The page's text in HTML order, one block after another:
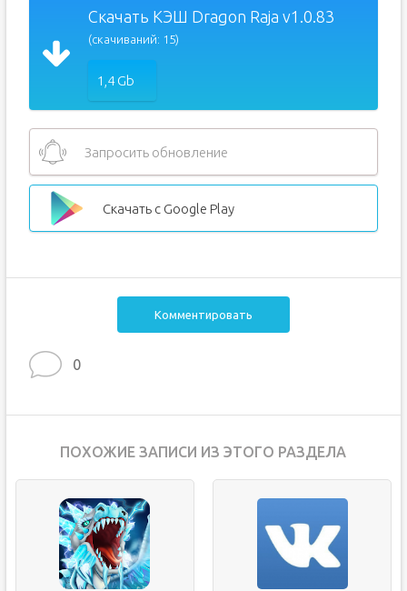
Скачать КЭШ Dragon Raja v1.0.83
(скачиваний: 15)
1,4 Gb
Запросить обновление
Скачать с Google Play
Комментировать
0
ПОХОЖИЕ ЗАПИСИ ИЗ ЭТОГО РАЗДЕЛА